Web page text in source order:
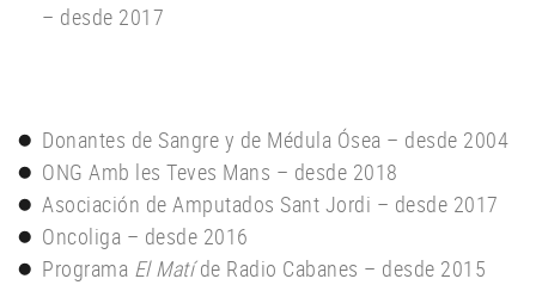
– desde 2017
Donantes de Sangre y de Médula Ósea – desde 2004
ONG Amb les Teves Mans – desde 2018
Asociación de Amputados Sant Jordi – desde 2017
Oncoliga – desde 2016
Programa El Matíde Radio Cabanes – desde 2015